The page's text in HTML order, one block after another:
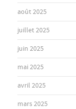
août 2025
juillet 2025
juin 2025
mai 2025
avril 2025
mars 2025